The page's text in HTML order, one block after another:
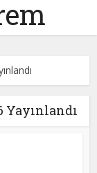
Yayınlandı